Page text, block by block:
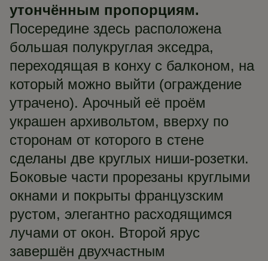
утончённым пропорциям.
Посередине здесь расположена
большая полукруглая экседра,
переходящая в конху с балконом, на
который можно выйти (ограждение
утрачено). Арочный её проём
украшен архивольтом, вверху по
сторонам от которого в стене
сделаны две круглых ниши-розетки.
Боковые части прорезаны круглыми
окнами и покрыты французским
рустом, элегантно расходящимся
лучами от окон. Второй ярус
завершён двухчастным